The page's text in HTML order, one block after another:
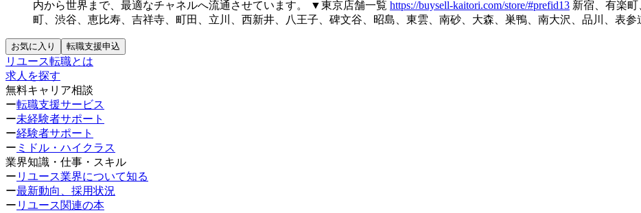
内から世界まで、最適なチャネルへ流通させています。
▼東京店舗一覧 https://buysell-kaitori.com/store/#prefid13 新宿、有楽
町、渋谷、恵比寿、吉祥寺、町田、立川、西新井、八王子、碑文谷、昭島、東雲、南砂、大森、巣鴨、南大沢、品川、表参
お気に入り 転職支援申込
リユース転職とは
求人を探す
無料キャリア相談
ー転職支援サービス
ー未経験者サポート
ー経験者サポート
ー ミドル・ハイクラス
業界知識・仕事・スキル
ー リユース業界について知る
ー最新動向、採用状況
ー リユース関連の本